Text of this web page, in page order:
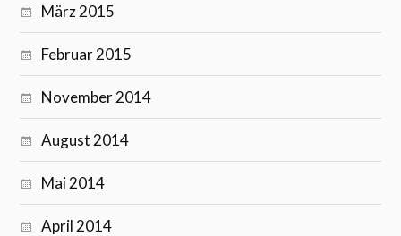
März 2015
Februar 2015
November 2014
August 2014
Mai 2014
April 2014